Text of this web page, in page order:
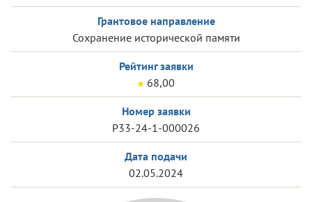
Грантовое направление
Сохранение исторической памяти
Рейтинг заявки
68,00
Номер заявки
Р33-24-1-000026
Дата подачи
02.05.2024